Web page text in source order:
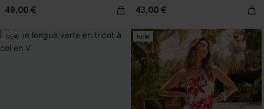
49,00 € 43,00 €
NEW NEW